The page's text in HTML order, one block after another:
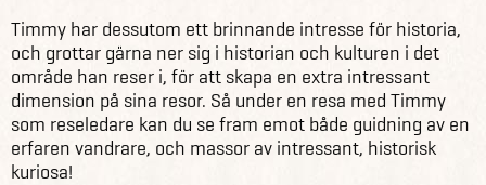
Timmy har dessutom ett brinnande intresse för historia,
och grottar gärna ner sig i historian och kulturen i det
område han reser i, för att skapa en extra intressant
dimension på sina resor. Så under en resa med Timmy
som reseledare kan du se fram emot både guidning av en
erfaren vandrare, och massor av intressant, historisk
kuriosa!